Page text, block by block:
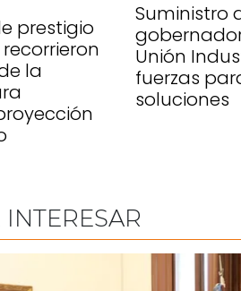
prestigio
la
Suministro
Unión
fuerzas
soluciones